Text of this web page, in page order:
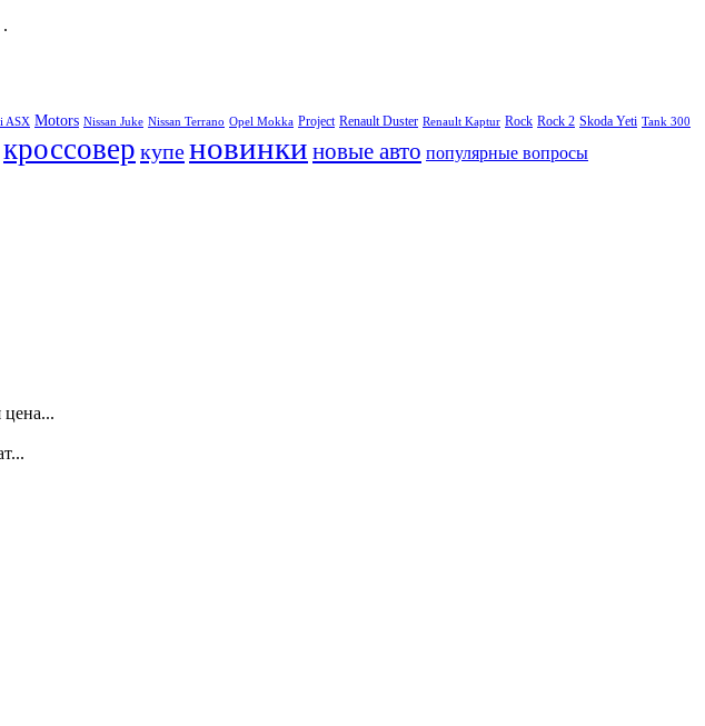
ASX Motors Nissan Juke Nissan Terrano Opel Mokka Project Renault Duster Renault Kaptur Rock Rock 2 Skoda Yeti Tank 300
кроссовер купеновинки новые авто популярные вопросы